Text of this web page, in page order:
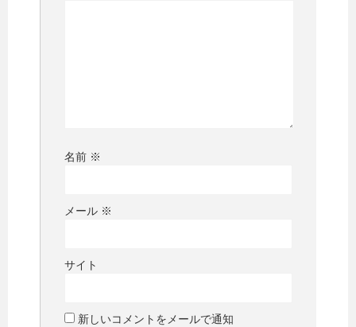
名前 ※
メール ※
サイト
新しいコメントをメールで通知